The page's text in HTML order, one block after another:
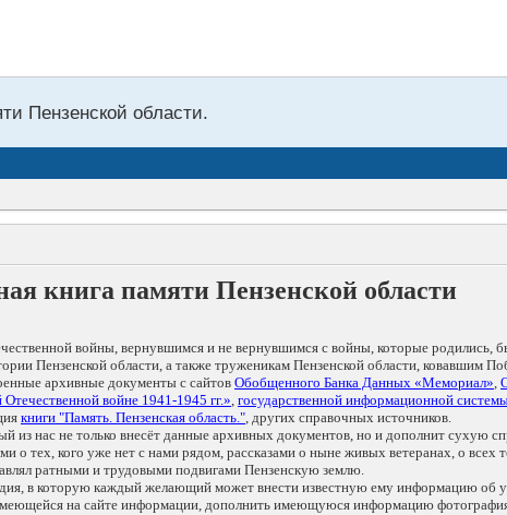
Пензенской области.
книга памяти Пензенской области
войны, вернувшимся и не вернувшимся с войны, которые родились,
Пензенской области, а также труженикам Пензенской области, ковавшим
архивные документы с сайтов Обобщенного Банка Данных «Мемориал»,
войне 1941-1945 гг.», государственной информационной
книги "Память. Пензенская область.", других справочных источников.
из нас не только внесёт данные архивных документов, но и дополнит сухую
о тех, кого уже нет с нами рядом, рассказами о ныне живых ветеранах, о всех
ратными и трудовыми подвигами Пензенскую землю.
в которую каждый желающий может внести известную ему информацию об
на сайте информации, дополнить имеющуюся информацию